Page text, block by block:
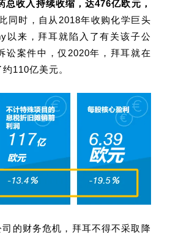
总收入持续收缩，达476亿欧元，
同时，自从2018年收购化学巨头
以来，拜耳就陷入了有关该子公
讼案件中，仅2020年，拜耳就在
110亿美元。
的财务危机，拜耳不得不采取降